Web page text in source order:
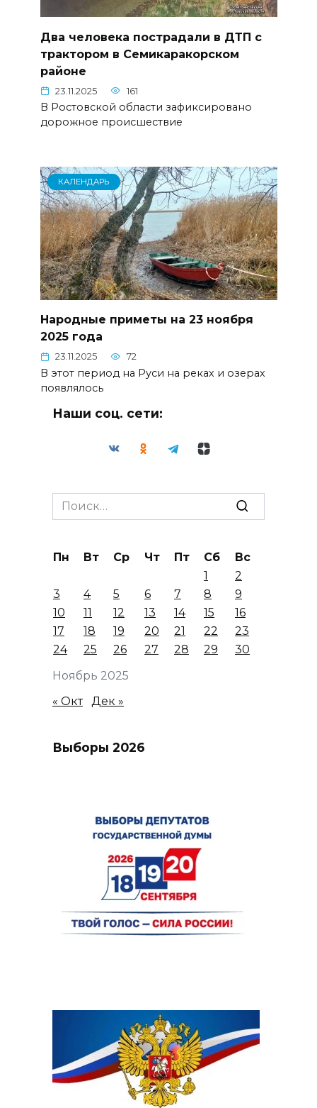
Два человека пострадали в ДТП с
трактором в Семикаракорском
районе
23.11.2025 161
В Ростовской области зафиксировано
дорожное происшествие
КАЛЕНДАРЬ
Народные приметы на 23 ноября
2025 года
23.11.2025 72
В этот период на Руси на реках и озерах
появлялось
Наши соц. сети:
Search
for:
Ноябрь 2025
Пн Вт Ср Чт Пт Сб
Вс
1
2
3
4 5 6 7 8
9
10
11 12 13 14 15
16
17
18 19 20 21 22
23
24
25 26 27 28 29 30
« Окт Дек »
Выборы 2026